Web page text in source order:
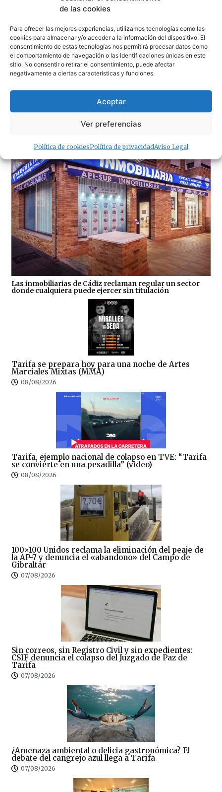
de las cookies
Para ofrecer las mejores experiencias, utilizamos tecnologías como las
cookies para almacenar y/o acceder a la información del dispositivo. El
consentimiento de estas tecnologías nos permitirá procesar datos como
el comportamiento de navegación o las identificaciones únicas en este
sitio. No consentir o retirar el consentimiento, puede afectar
negativamente a ciertas características y funciones.
Aceptar
Ver preferencias
Política de cookiesPolítica de privacidadAviso Legal
Las inmobiliarias de Cádiz reclaman regular un sector
donde cualquiera puede ejercer sin titulación
Tarifa se prepara hoy para una noche de Artes
Marciales Mixtas (MMA)
08/08/2026
Tarifa, ejemplo nacional de colapso en TVE: “Tarifa
se convierte en una pesadilla” (video)
08/08/2026
100×100 Unidos reclama la eliminación del peaje de
la AP-7 y denuncia el «abandono» del Campo de
Gibraltar
07/08/2026
Sin correos, sin Registro Civil y sin expedientes:
CSIF denuncia el colapso del Juzgado de Paz de
Tarifa
07/08/2026
¿Amenaza ambiental o delicia gastronómica? El
debate del cangrejo azul llega a Tarifa
07/08/2026